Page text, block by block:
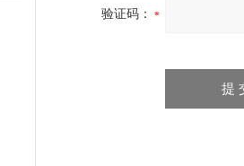
验证码：